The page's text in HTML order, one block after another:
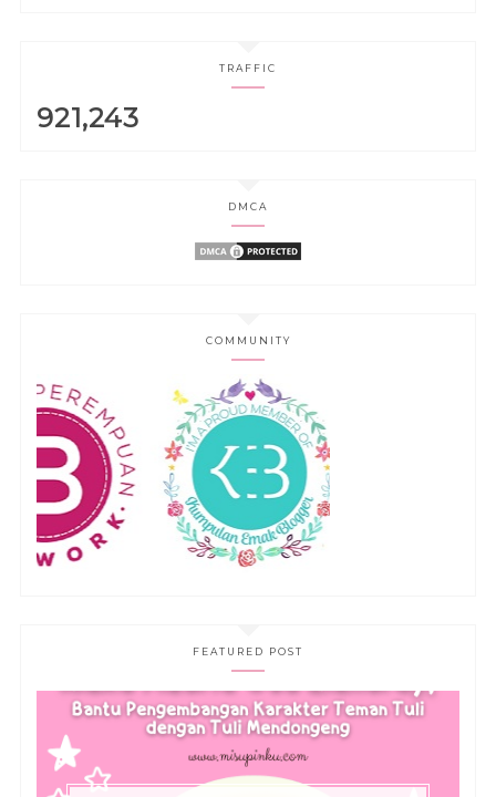
TRAFFIC
921,243
DMCA
COMMUNITY
FEATURED POST